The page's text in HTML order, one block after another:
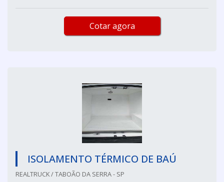
Cotar agora
ISOLAMENTO TÉRMICO DE BAÚ
REALTRUCK / TABOÃO DA SERRA - SP